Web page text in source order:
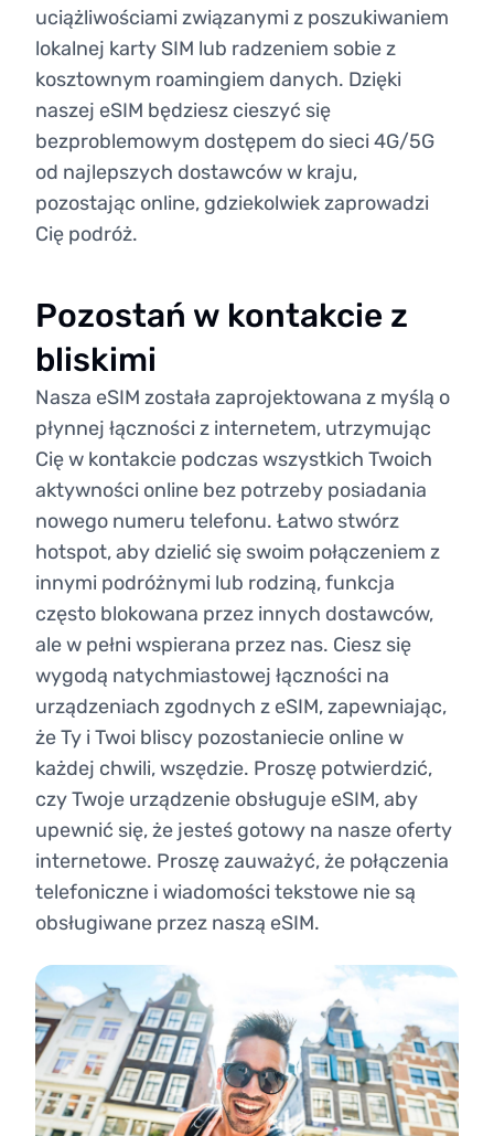
uciążliwościami związanymi z poszukiwaniem
lokalnej karty SIM lub radzeniem sobie z
kosztownym roamingiem danych. Dzięki
naszej eSIM będziesz cieszyć się
bezproblemowym dostępem do sieci 4G/5G
od najlepszych dostawców w kraju,
pozostając online, gdziekolwiek zaprowadzi
Cię podróż.
Pozostań w kontakcie z
bliskimi
Nasza eSIM została zaprojektowana z myślą o
płynnej łączności z internetem, utrzymując
Cię w kontakcie podczas wszystkich Twoich
aktywności online bez potrzeby posiadania
nowego numeru telefonu. Łatwo stwórz
hotspot, aby dzielić się swoim połączeniem z
innymi podróżnymi lub rodziną, funkcja
często blokowana przez innych dostawców,
ale w pełni wspierana przez nas. Ciesz się
wygodą natychmiastowej łączności na
urządzeniach zgodnych z eSIM, zapewniając,
że Ty i Twoi bliscy pozostaniecie online w
każdej chwili, wszędzie. Proszę potwierdzić,
czy Twoje urządzenie obsługuje eSIM, aby
upewnić się, że jesteś gotowy na nasze oferty
internetowe. Proszę zauważyć, że połączenia
telefoniczne i wiadomości tekstowe nie są
obsługiwane przez naszą eSIM.